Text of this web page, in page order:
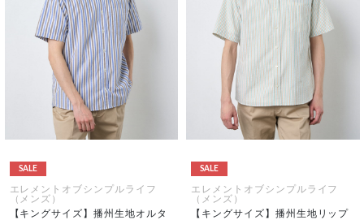
SALE
エレメントオブシンプルライフ
（メンズ）
【キングサイズ】播州生地オルタ
SALE
エレメントオブシンプルライフ
（メンズ）
【キングサイズ】播州生地リップ